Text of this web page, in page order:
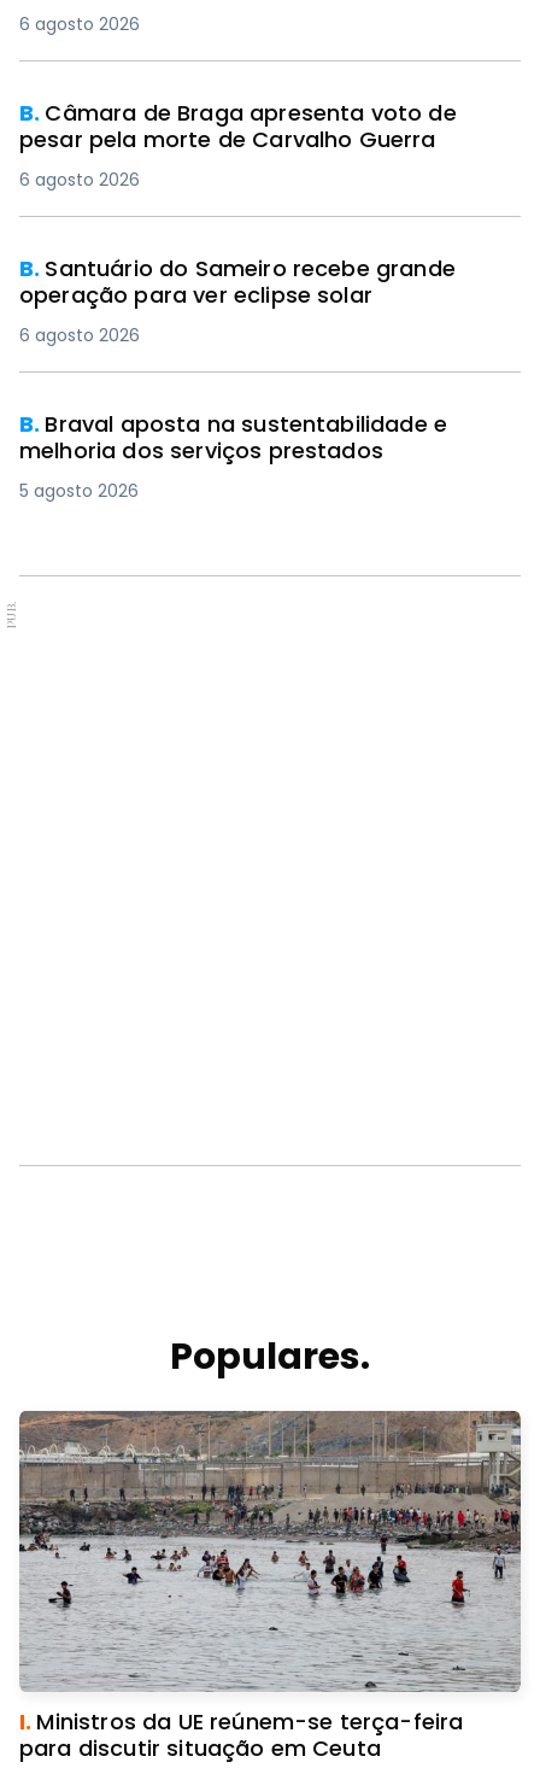
6 agosto 2026
B. Câmara de Braga apresenta voto de
pesar pela morte de Carvalho Guerra
6 agosto 2026
B. Santuário do Sameiro recebe grande
operação para ver eclipse solar
6 agosto 2026
B. Braval aposta na sustentabilidade e
melhoria dos serviços prestados
5 agosto 2026
PUB.
Populares.
I. Ministros da UE reúnem-se terça-feira
para discutir situação em Ceuta